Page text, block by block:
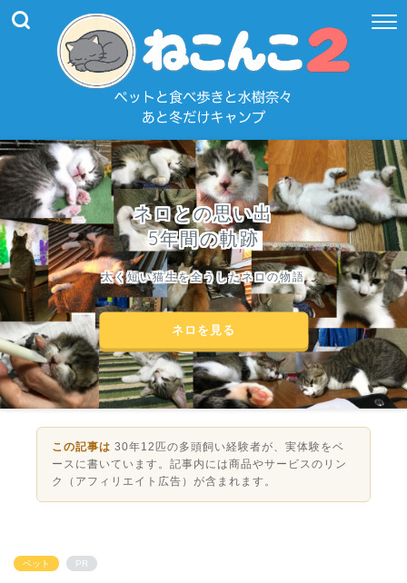
ネロとの思い出
5年間の軌跡
太く短い猫生を全うしたネロの物語
ネロを見る
この記事は 30年12匹の多頭飼い経験者が、実体験をベ
ースに書いています。記事内には商品やサービスのリン
ク（アフィリエイト広告）が含まれます。
ペット PR